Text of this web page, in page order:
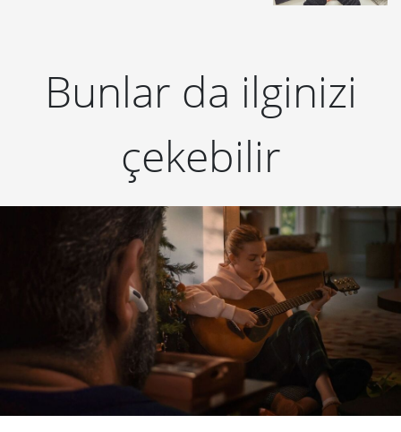
Bunlar da ilginizi
çekebilir